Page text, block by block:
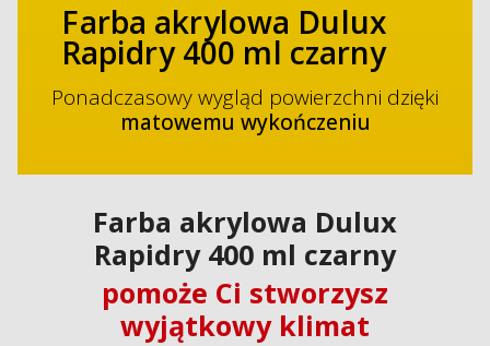
Farba akrylowa Dulux
Rapidry 400 ml czarny
Ponadczasowy wygląd powierzchni dzięki
matowemu wykończeniu
Farba akrylowa Dulux
Rapidry 400 ml czarny
pomoże Ci stworzysz
wyjątkowy klimat